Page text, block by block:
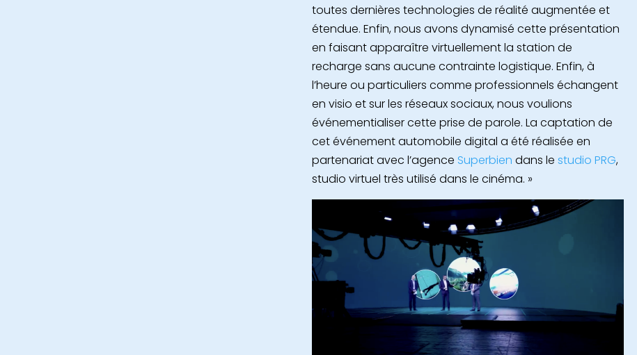
toutes dernières technologies de réalité augmentée et
étendue. Enfin, nous avons dynamisé cette présentation
en faisant apparaître virtuellement la station de
recharge sans aucune contrainte logistique. Enfin, à
l’heure ou particuliers comme professionnels échangent
en visio et sur les réseaux sociaux, nous voulions
événementialiser cette prise de parole. La captation de
cet événement automobile digital a été réalisée en
partenariat avec l’agence Superbien dans le studio PRG,
studio virtuel très utilisé dans le cinéma. »